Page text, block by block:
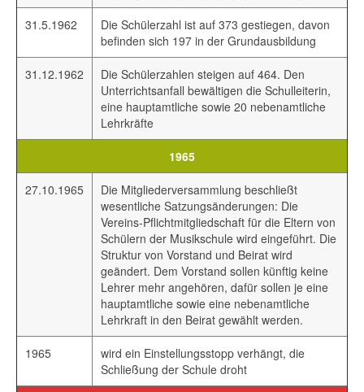
31.5.1962
Die Schülerzahl ist auf 373 gestiegen, davon
befinden sich 197 in der Grundausbildung
31.12.1962
Die Schülerzahlen steigen auf 464. Den
Unterrichtsanfall bewältigen die Schulleiterin,
eine hauptamtliche sowie 20 nebenamtliche
Lehrkräfte
1965
27.10.1965
Die Mitgliederversammlung beschließt
wesentliche Satzungsänderungen: Die
Vereins-Pflichtmitgliedschaft für die Eltern von
Schülern der Musikschule wird eingeführt. Die
Struktur von Vorstand und Beirat wird
geändert. Dem Vorstand sollen künftig keine
Lehrer mehr angehören, dafür sollen je eine
hauptamtliche sowie eine nebenamtliche
Lehrkraft in den Beirat gewählt werden.
1965
wird ein Einstellungsstopp verhängt, die
Schließung der Schule droht